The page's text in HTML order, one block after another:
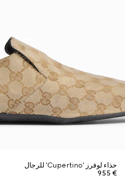
حذاء لوفرز 'Cupertino' للرجال
€ 955